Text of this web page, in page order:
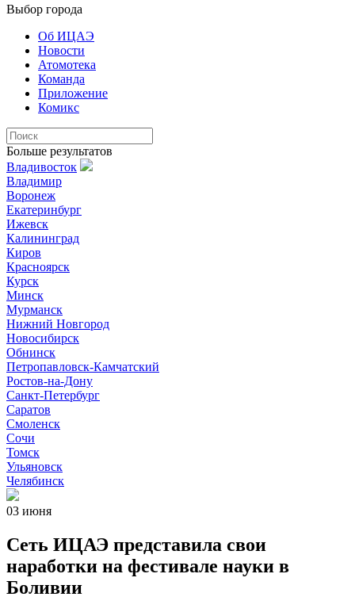
Выбор города
Об ИЦАЭ
Новости
Атомотека
Команда
Приложение
Комикс
Больше результатов
Владивосток
Владимир
Воронеж
Екатеринбург
Ижевск
Калининград
Киров
Красноярск
Курск
Минск
Мурманск
Нижний Новгород
Новосибирск
Обнинск
Петропавловск-Камчатский
Ростов-на-Дону
Санкт-Петербург
Саратов
Смоленск
Сочи
Томск
Ульяновск
Челябинск
03 июня
Сеть ИЦАЭ представила свои
наработки на фестивале науки в
Боливии